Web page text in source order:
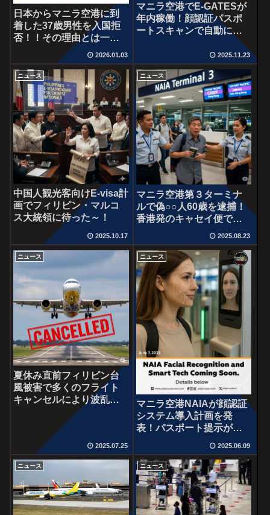
日本からマニラ空港に到
着した37歳男性を入国拒
否！！その理由とは一
2026.01.03
マニラ空港でE-GATESが
年内稼働！顔認証パスポ
ートスキャンで自動に…
2025.11.23
ニュース
中国人観光客向けE-visa計
画でフィリピン・マルコ
ス大統領に待った～！
2025.10.17
ニュース
マニラ空港第３ターミナ
ルで偽○○人60歳を逮捕！
香港発のキャセイ便で到
2025.08.23
ニュース
夏休み直前フィリピン台
風被害で多くのフライト
キャンセルにより波乱の
2025.07.25
ニュース
マニラ空港NAIAが顔認証
システム導入計画を発
表！パスポート提示が不
2025.06.09
ニュース ニュース